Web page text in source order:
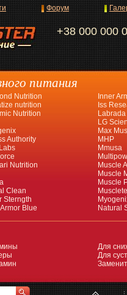
+38 000 000
Форум
питания
Nutrition
nutrition
Nutrition
Authority
Nutrition
Clean
Sterngth
Blue
Inner
Iss
Labrada
LG
Max
MHP
Mmusa
Muscle
Muscle
Muscle
Natural
Для
Для